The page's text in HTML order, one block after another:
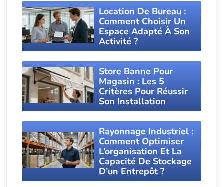
Location De Bureau :
Comment Choisir Un
Espace Adapté À Son
Activité ?
Store Banne Pour
Magasin : Les 5
Critères Pour Réussir
Son Installation
Rayonnage Industriel :
Comment Optimiser
L’organisation Et La
Capacité De Stockage
D’un Entrepôt ?